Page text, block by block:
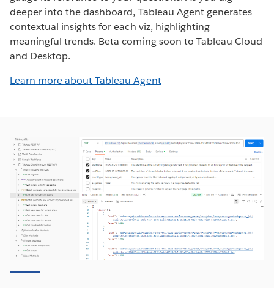
deeper into the dashboard, Tableau Agent generates
contextual insights for each viz, highlighting
meaningful trends. Beta coming soon to Tableau Cloud
and Desktop.
Learn more about Tableau Agent